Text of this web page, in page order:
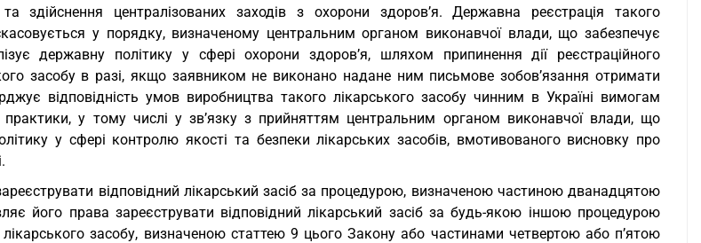
здійснення централізованих заходів з охорони здоров’я. Державна реєстрація такого
у порядку, визначеному центральним органом виконавчої влади, що забезпечує
державну політику у сфері охорони здоров’я, шляхом припинення дії реєстраційного
засобу в разі, якщо заявником не виконано надане ним письмове зобов’язання отримати
відповідність умов виробництва такого лікарського засобу чинним в Україні вимогам
практики, у тому числі у зв’язку з прийняттям центральним органом виконавчої влади, що
у сфері контролю якості та безпеки лікарських засобів, вмотивованого висновку про
відповідний лікарський засіб за процедурою, визначеною частиною дванадцятою
його права зареєструвати відповідний лікарський засіб за будь-якою іншою процедурою
лікарського засобу, визначеною статтею 9 цього Закону або частинами четвертою або п’ятою